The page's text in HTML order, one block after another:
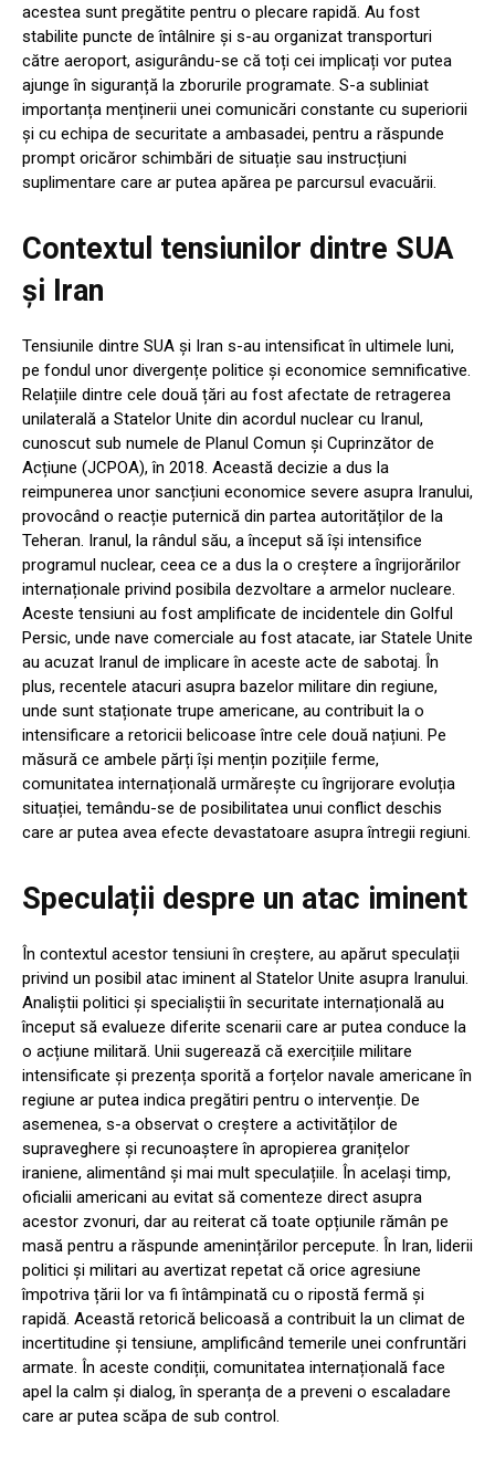
acestea sunt pregătite pentru o plecare rapidă. Au fost
stabilite puncte de întâlnire și s-au organizat transporturi
către aeroport, asigurându-se că toți cei implicați vor putea
ajunge în siguranță la zborurile programate. S-a subliniat
importanța menținerii unei comunicări constante cu superiorii
și cu echipa de securitate a ambasadei, pentru a răspunde
prompt oricăror schimbări de situație sau instrucțiuni
suplimentare care ar putea apărea pe parcursul evacuării.
Contextul tensiunilor dintre SUA
și Iran
Tensiunile dintre SUA și Iran s-au intensificat în ultimele luni,
pe fondul unor divergențe politice și economice semnificative.
Relațiile dintre cele două țări au fost afectate de retragerea
unilaterală a Statelor Unite din acordul nuclear cu Iranul,
cunoscut sub numele de Planul Comun și Cuprinzător de
Acțiune (JCPOA), în 2018. Această decizie a dus la
reimpunerea unor sancțiuni economice severe asupra Iranului,
provocând o reacție puternică din partea autorităților de la
Teheran. Iranul, la rândul său, a început să își intensifice
programul nuclear, ceea ce a dus la o creștere a îngrijorărilor
internaționale privind posibila dezvoltare a armelor nucleare.
Aceste tensiuni au fost amplificate de incidentele din Golful
Persic, unde nave comerciale au fost atacate, iar Statele Unite
au acuzat Iranul de implicare în aceste acte de sabotaj. În
plus, recentele atacuri asupra bazelor militare din regiune,
unde sunt staționate trupe americane, au contribuit la o
intensificare a retoricii belicoase între cele două națiuni. Pe
măsură ce ambele părți își mențin pozițiile ferme,
comunitatea internațională urmărește cu îngrijorare evoluția
situației, temându-se de posibilitatea unui conflict deschis
care ar putea avea efecte devastatoare asupra întregii regiuni.
Speculații despre un atac iminent
În contextul acestor tensiuni în creștere, au apărut speculații
privind un posibil atac iminent al Statelor Unite asupra Iranului.
Analiștii politici și specialiștii în securitate internațională au
început să evalueze diferite scenarii care ar putea conduce la
o acțiune militară. Unii sugerează că exercițiile militare
intensificate și prezența sporită a forțelor navale americane în
regiune ar putea indica pregătiri pentru o intervenție. De
asemenea, s-a observat o creștere a activităților de
supraveghere și recunoaștere în apropierea granițelor
iraniene, alimentând și mai mult speculațiile. În același timp,
oficialii americani au evitat să comenteze direct asupra
acestor zvonuri, dar au reiterat că toate opțiunile rămân pe
masă pentru a răspunde amenințărilor percepute. În Iran, liderii
politici și militari au avertizat repetat că orice agresiune
împotriva țării lor va fi întâmpinată cu o ripostă fermă și
rapidă. Această retorică belicoasă a contribuit la un climat de
incertitudine și tensiune, amplificând temerile unei confruntări
armate. În aceste condiții, comunitatea internațională face
apel la calm și dialog, în speranța de a preveni o escaladare
care ar putea scăpa de sub control.